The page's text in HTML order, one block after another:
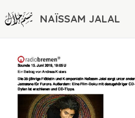
NAÏSSAM JALAL